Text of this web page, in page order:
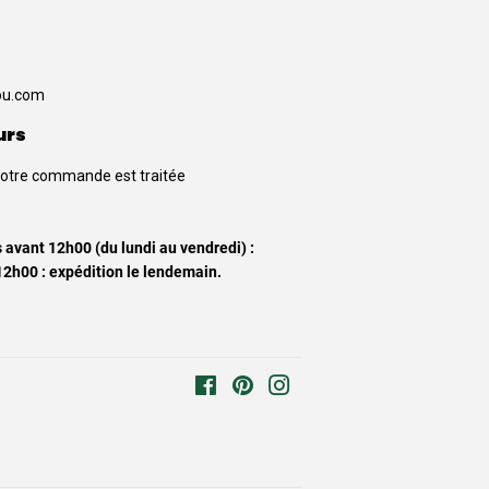
commande est traitée
12h00 (du lundi au vendredi) :
: expédition le lendemain.
FacebookPinterest